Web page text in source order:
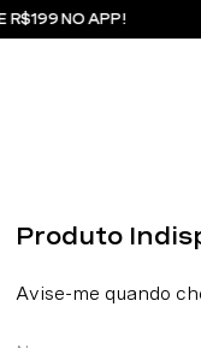
R$199 NO APP!